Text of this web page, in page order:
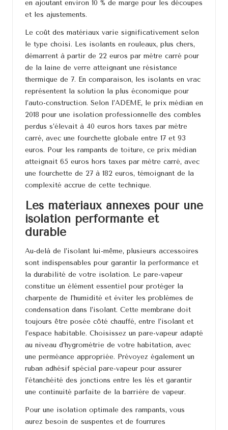
en ajoutant environ 10 % de marge pour les découpes
et les ajustements.
Le coût des matériaux varie significativement selon
le type choisi. Les isolants en rouleaux, plus chers,
démarrent à partir de 22 euros par mètre carré pour
de la laine de verre atteignant une résistance
thermique de 7. En comparaison, les isolants en vrac
représentent la solution la plus économique pour
l’auto-construction. Selon l’ADEME, le prix médian en
2018 pour une isolation professionnelle des combles
perdus s’élevait à 40 euros hors taxes par mètre
carré, avec une fourchette globale entre 17 et 93
euros. Pour les rampants de toiture, ce prix médian
atteignait 65 euros hors taxes par mètre carré, avec
une fourchette de 27 à 182 euros, témoignant de la
complexité accrue de cette technique.
Les matériaux annexes pour une
isolation performante et
durable
Au-delà de l’isolant lui-même, plusieurs accessoires
sont indispensables pour garantir la performance et
la durabilité de votre isolation. Le pare-vapeur
constitue un élément essentiel pour protéger la
charpente de l’humidité et éviter les problèmes de
condensation dans l’isolant. Cette membrane doit
toujours être posée côté chauffé, entre l’isolant et
l’espace habitable. Choisissez un pare-vapeur adapté
au niveau d’hygrométrie de votre habitation, avec
une perméance appropriée. Prévoyez également un
ruban adhésif spécial pare-vapeur pour assurer
l’étanchéité des jonctions entre les lés et garantir
une continuité parfaite de la barrière de vapeur.
Pour une isolation optimale des rampants, vous
aurez besoin de suspentes et de fourrures